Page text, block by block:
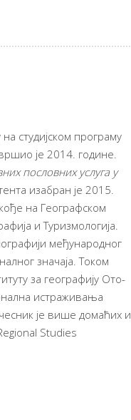
студијском програму
је 2014. године.
пословних услуга у
изабран је 2015.
на Географском
и Туризмологија.
међународног
значаја. Током
за географију Ото-
истраживања
је више домаћих и
Studies